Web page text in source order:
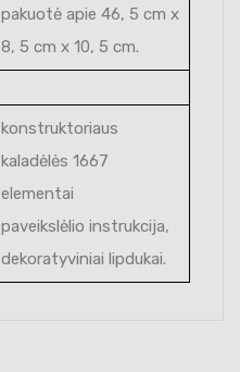
pakuotė apie 46, 5 cm x
8, 5 cm x 10, 5 cm.
konstruktoriaus
kaladėlės 1667
elementai
paveikslėlio instrukcija,
dekoratyviniai lipdukai.